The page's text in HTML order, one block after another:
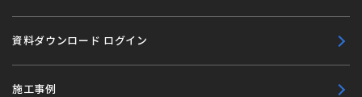
資料ダウンロード ログイン
施工事例